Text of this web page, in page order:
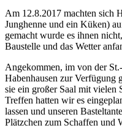
Am 12.8.2017 machten sich
Junghenne und ein Küken)
gemacht wurde es ihnen
Baustelle und das Wetter
Angekommen, im von der
Habenhausen zur Verfügung
sie ein großer Saal mit
Treffen hatten wir es
lassen und unseren
Plätzchen zum Schaffen und